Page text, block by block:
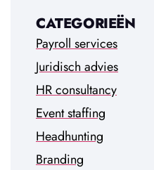
CATEGORIEËN
Payroll services
Juridisch advies
HR consultancy
Event staffing
Headhunting
Branding